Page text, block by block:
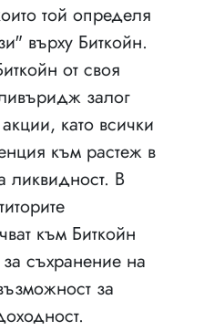
той определя
върху Биткойн.
от своя
залог
като всички
към растеж в
В
към Биткойн
за съхранение на
за